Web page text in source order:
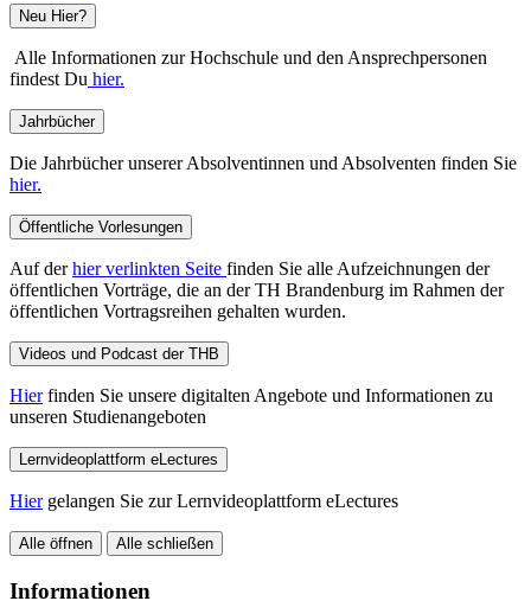
Neu Hier?
Alle Informationen zur Hochschule und den Ansprechpersonen
findest Du hier.
Jahrbücher
Die Jahrbücher unserer Absolventinnen und Absolventen finden Sie
hier.
Öffentliche Vorlesungen
Auf derhier verlinkten Seite finden Sie alle Aufzeichnungen der
öffentlichen Vorträge, die an der TH Brandenburg im Rahmen der
öffentlichen Vortragsreihen gehalten wurden.
Videos und Podcast der THB
Hierfinden Sie unsere digitalten Angebote und Informationen zu
unseren Studienangeboten
Lernvideoplattform eLectures
Hiergelangen Sie zur Lernvideoplattform eLectures
Alle öffnen Alle schließen
Informationen